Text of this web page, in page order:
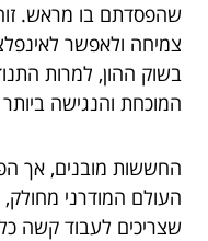
שהפסדתם בו מראש.
צמיחה ולאפשר
בשוק ההון, למרות
המוכחת והנגישה ביותר
החששות מובנים, אך
העולם המודרני
שצריכים לעבוד קשה